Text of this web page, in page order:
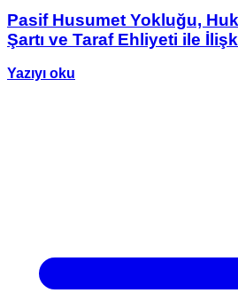
Pasif Husumet Yokluğu,
Şartı ve Taraf Ehliyeti ile
Yazıyı oku